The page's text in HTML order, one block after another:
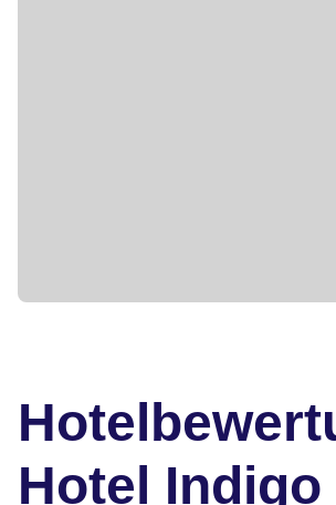
Hotel Indigo